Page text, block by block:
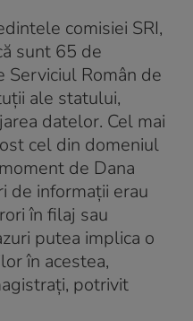
comisiei SRI,
sunt 65 de
Serviciul Român de
ale statului,
datelor. Cel mai
cel din domeniul
de Dana
de informații erau
în filaj sau
putea implica o
în acestea,
potrivit